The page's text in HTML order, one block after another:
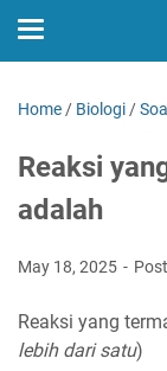
Home / Biologi /
Reaksi
adalah
May 18, 2025
Reaksi yang
lebih dari satu)